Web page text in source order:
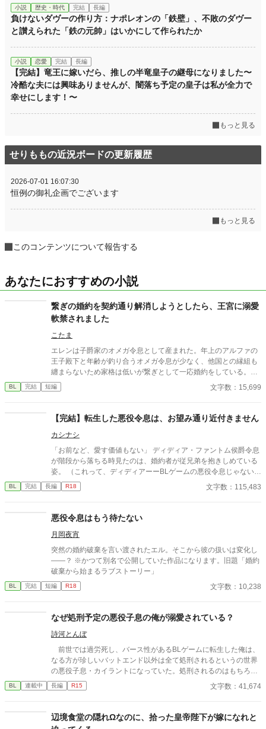
小説 歴史・時代 完結 長編
負けないダヴーの作り方：ナポレオンの「鉄壁」、不敗のダヴー
と讃えられた「鉄の元帥」はいかにして作られたか
小説 恋愛 完結 長編
【完結】竜王に嫁いだら、推しの半竜皇子の継母になりました〜
冷酷な夫には興味ありませんが、闇落ち予定の皇子は私が全力で
幸せにします！〜
もっと見る
せりももの近況ボードの更新履歴
2026-07-01 16:07:30
恒例の御礼企画でございます
もっと見る
このコンテンツについて報告する
あなたにおすすめの小説
繋ぎの婚約を契約通り解消しようとしたら、王宮に溺愛
軟禁されました
こたま
エレンは子爵家のオメガ令息として産まれた。年上のアルファの
王子殿下と年齢が釣り合うオメガ令息が少なく、他国との縁組も
纏まらないため家格は低いが繋ぎとして一応婚約をしている。王
子のことは兄のように慕っており、初恋の人ではあるけれど、契
約終了時期か王子に想い人が現れた時には解消されるものと考え
婚を承諾するまでここから出さないと王子から溢れるほどの愛を
与えられる。ハッピーエンドオメガバースBLです。
BL 完結 短編 文字数：15,699
【完結】転生した悪役令息は、お望み通り近付きません
カシナシ
「お前など、愛す価値もない」 ディディア・ファントム侯爵令息
が階段から落ちる時見たのは、婚約者が従兄弟を抱きしめている
姿。 （これって、ディディアーーBLゲームの悪役令息じゃない
か！） 妹の笑顔を見るためにやりこんでいたBLゲーム。引くほど
レベルを上げた主人公のスキルが、なぜかディディアに転生して
蔑まれていたのは、そのスキルのレベルが高すぎたかららしい。
スキルと自分を取り戻したディディアは、婚約者を追いかけまわ
すのを辞め、自立に向けて淡々と準備をする。 もちろん元婚約者
と従兄弟には近付かないので、絡んでこないでいただけます？ 十
万文字程度。 3/7 完結しました！ ※主人公：マイペース美人受け
※女性向けHOTランキング1位、ありがとうございました。完結
した！あああありがとうございます……！｡ﾟ(ﾟ´Д`ﾟ)ﾟ｡ たくさんの
BL 完結 長編 R18 文字数：115,483
悪役令息はもう待たない
月岡夜宵
突然の婚約破棄を言い渡されたエル。そこから彼の扱いは変化し
――？ ※かつて別名で公開していた作品になります。旧題「婚約
破棄から始まるラブストーリー」
BL 完結 短編 R18 文字数：10,238
なぜ処刑予定の悪役子息の俺が溺愛されている？
詩河とんぼ
前世では過労死し、バース性があるBLゲームに転生した俺は、
なる方が珍しいバットエンド以外は全て処刑されるというの世界
の悪役子息・カイラントになっていた。処刑されるのはもちろん
嫌だし、知識を付けてそれなりのところで働くか婿入りできたら
いいな……と思っていたのだが、攻略対象者で王太子のアルスタ
BL 連載中 長編 R15 文字数：41,674
辺境食堂の隠れΩなのに、拾った皇帝陛下が嫁になれと